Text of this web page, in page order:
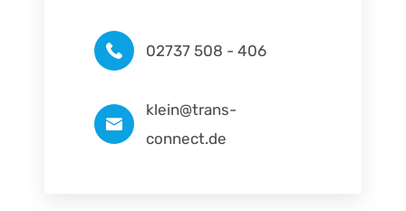
02737 508 - 406
klein@trans-
connect.de